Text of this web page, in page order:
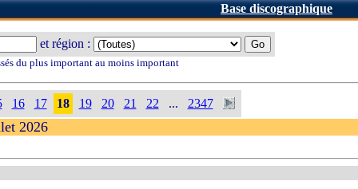
Base discographique
et région :
du plus important au moins important
16 17 18 19 20 21 22 ... 2347
2026